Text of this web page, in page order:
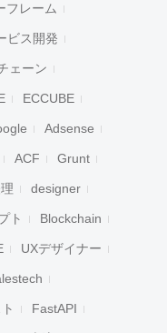
フレーム
ビス開発
ェーン
ECCUBE
Adsense
ACF Grunt
designer
ト Blockchain
UXデザイナー
FastAPI